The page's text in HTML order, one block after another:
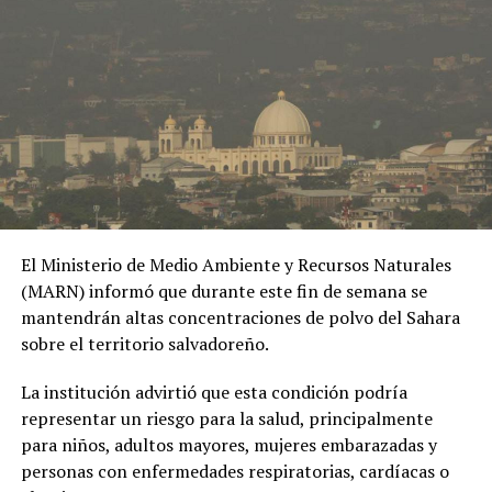
Universitaria que se volvió viral al quejarse que un
vigilante le dijo “adiós”, ahora reclama por ser víctima
de “bullying”
El Ministerio de Medio Ambiente y Recursos Naturales
(MARN) informó que durante este fin de semana se
mantendrán altas concentraciones de polvo del Sahara
sobre el territorio salvadoreño.
La institución advirtió que esta condición podría
representar un riesgo para la salud, principalmente
para niños, adultos mayores, mujeres embarazadas y
personas con enfermedades respiratorias, cardíacas o